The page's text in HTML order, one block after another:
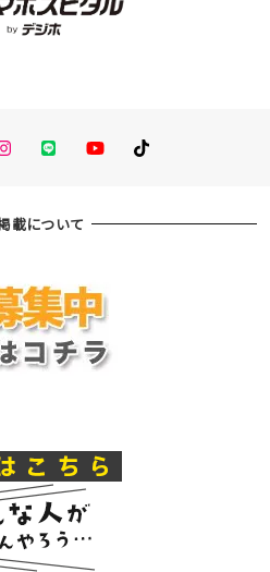
Instagram
LINE You TubeTikTok
載について